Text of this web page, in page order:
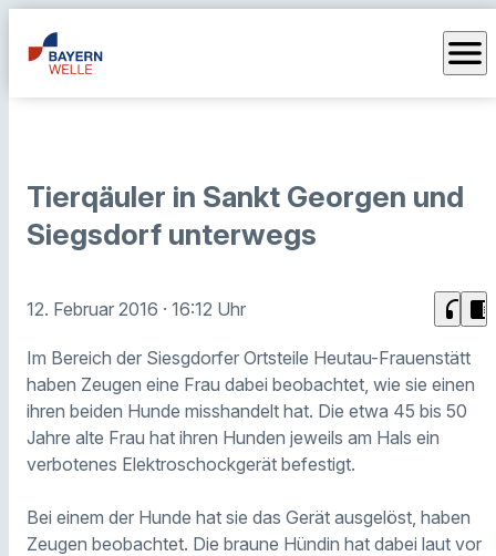
menu
Tierqäuler in Sankt Georgen und
Siegsdorf unterwegs
12. Februar 2016 · 16:12 Uhr headphones chrome_reader_mode
Im Bereich der Siesgdorfer Ortsteile Heutau-Frauenstätt
haben Zeugen eine Frau dabei beobachtet, wie sie einen
ihren beiden Hunde misshandelt hat. Die etwa 45 bis 50
Jahre alte Frau hat ihren Hunden jeweils am Hals ein
verbotenes Elektroschockgerät befestigt.
Bei einem der Hunde hat sie das Gerät ausgelöst, haben
Zeugen beobachtet. Die braune Hündin hat dabei laut vor